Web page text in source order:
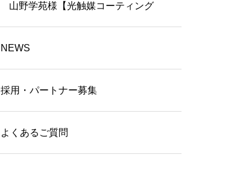
ーティング施工】
山野学苑様【光触媒コーティング
施工】
NEWS
採用・パートナー募集
よくあるご質問